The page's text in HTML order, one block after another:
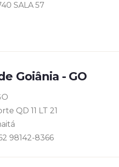
SALA 57
Goiânia - GO
QD 11 LT 21
98142-8366